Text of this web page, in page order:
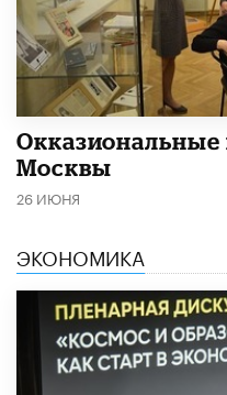
Москвы
26 ИЮНЯ
ЭКОНОМИКА